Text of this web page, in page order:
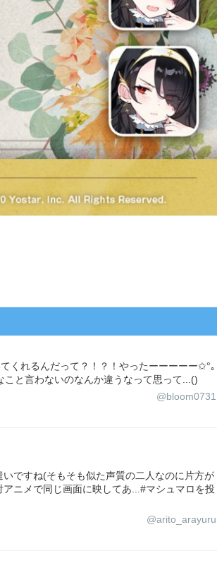
くれるんだって？！？！やったーーーーー✩°｡
と言わないのなんか違うなって思って...()
@bloom0731
ですね(そもそも似た声質の二人なのに片方が
ニメで同じ画面に映してあ...#マシュマロを投
@arito_arayuru